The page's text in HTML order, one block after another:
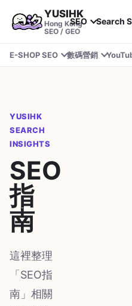
YUSIHK
Hong Kong
SEO / GEO
SEO Search
E-SHOP SEO 數碼營銷
YUSIHK
SEARCH
INSIGHTS
SEO
指
南
這裡整理
「SEO指
南」相關